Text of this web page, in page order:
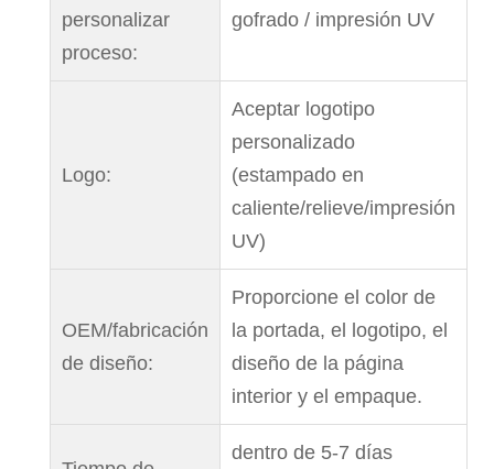
personalizar
proceso:
gofrado / impresión UV
Logo:
Aceptar logotipo
personalizado
(estampado en
caliente/relieve/impresión
UV)
OEM/fabricación
de diseño:
Proporcione el color de
la portada, el logotipo, el
diseño de la página
interior y el empaque.
dentro de 5-7 días